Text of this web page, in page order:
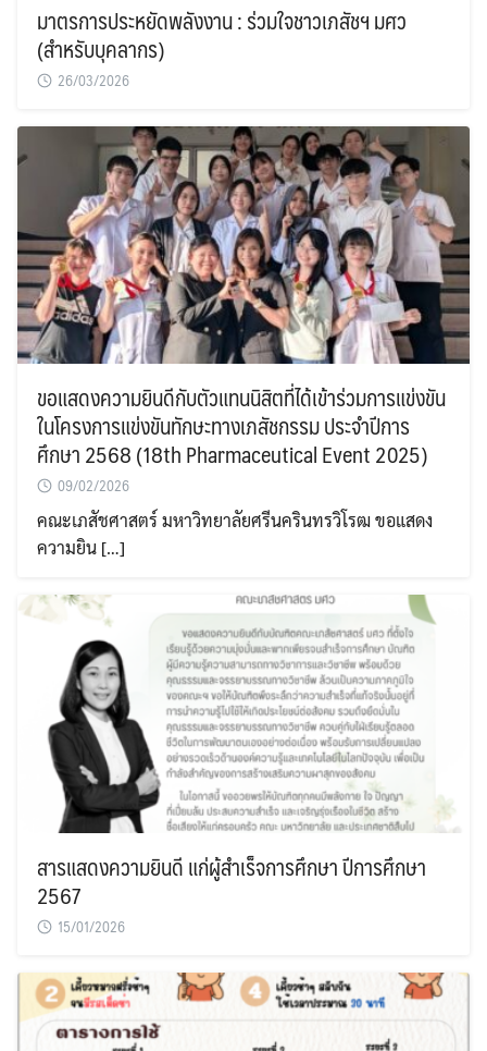
มาตรการประหยัดพลังงาน : ร่วมใจชาวเภสัชฯ มศว
(สำหรับบุคลากร)
26/03/2026
ขอแสดงความยินดีกับตัวแทนนิสิตที่ได้เข้าร่วมการแข่งขัน
ในโครงการแข่งขันทักษะทางเภสัชกรรม ประจําปีการ
ศึกษา 2568 (18th Pharmaceutical Event 2025)
09/02/2026
คณะเภสัชศาสตร์ มหาวิทยาลัยศรีนครินทรวิโรฒ ขอแสดง
ความยิน […]
สารแสดงความยินดี แก่ผู้สำเร็จการศึกษา ปีการศึกษา
2567
15/01/2026